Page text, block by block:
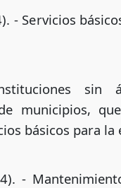
- Servicios
sin
municipios,
básicos para
-